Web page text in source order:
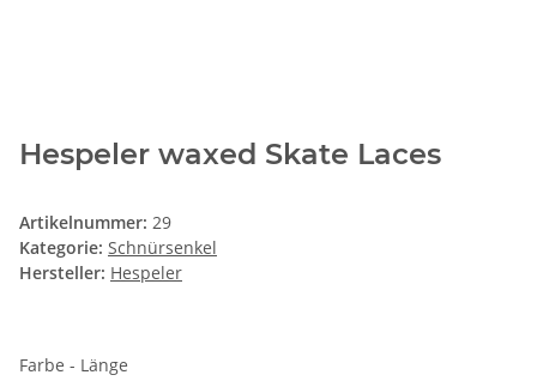
Hespeler waxed Skate Laces
Artikelnummer: 29
Kategorie: Schnürsenkel
Hersteller: Hespeler
Farbe - Länge